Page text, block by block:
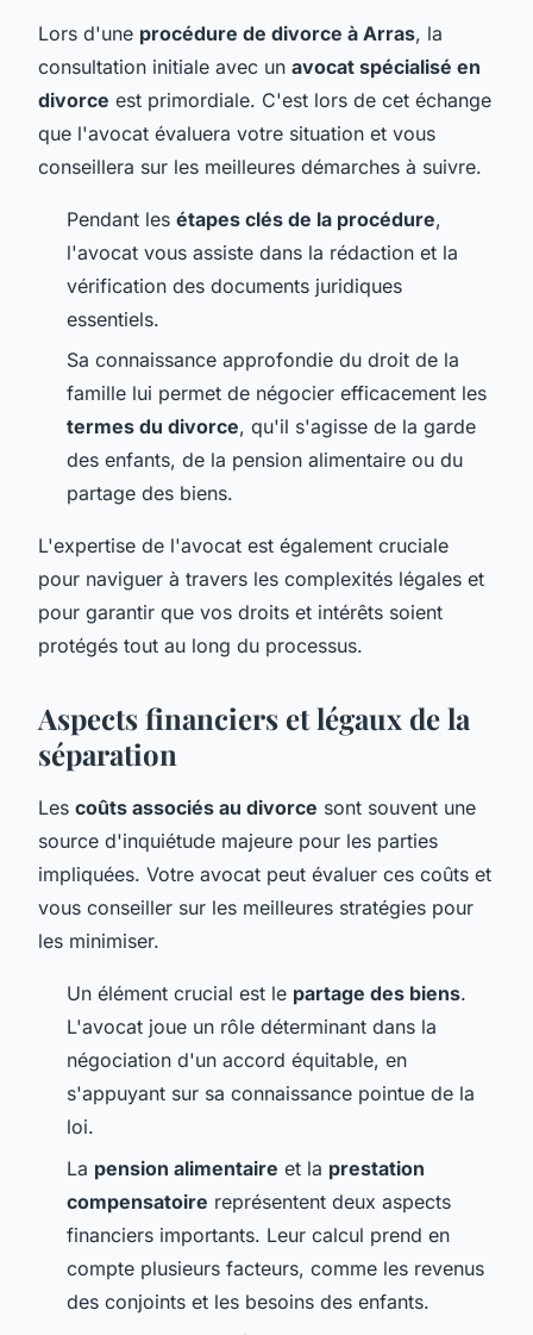
Lors d'une procédure de divorce à Arras, la
consultation initiale avec un avocat spécialisé en
divorce est primordiale. C'est lors de cet échange
que l'avocat évaluera votre situation et vous
conseillera sur les meilleures démarches à suivre.
Pendant les étapes clés de la procédure,
l'avocat vous assiste dans la rédaction et la
vérification des documents juridiques
essentiels.
Sa connaissance approfondie du droit de la
famille lui permet de négocier efficacement les
termes du divorce, qu'il s'agisse de la garde
des enfants, de la pension alimentaire ou du
partage des biens.
L'expertise de l'avocat est également cruciale
pour naviguer à travers les complexités légales et
pour garantir que vos droits et intérêts soient
protégés tout au long du processus.
Aspects financiers et légaux de la
séparation
Les coûts associés au divorce sont souvent une
source d'inquiétude majeure pour les parties
impliquées. Votre avocat peut évaluer ces coûts et
vous conseiller sur les meilleures stratégies pour
les minimiser.
Un élément crucial est le partage des biens.
L'avocat joue un rôle déterminant dans la
négociation d'un accord équitable, en
s'appuyant sur sa connaissance pointue de la
loi.
La pension alimentaire et la prestation
compensatoire représentent deux aspects
financiers importants. Leur calcul prend en
compte plusieurs facteurs, comme les revenus
des conjoints et les besoins des enfants.